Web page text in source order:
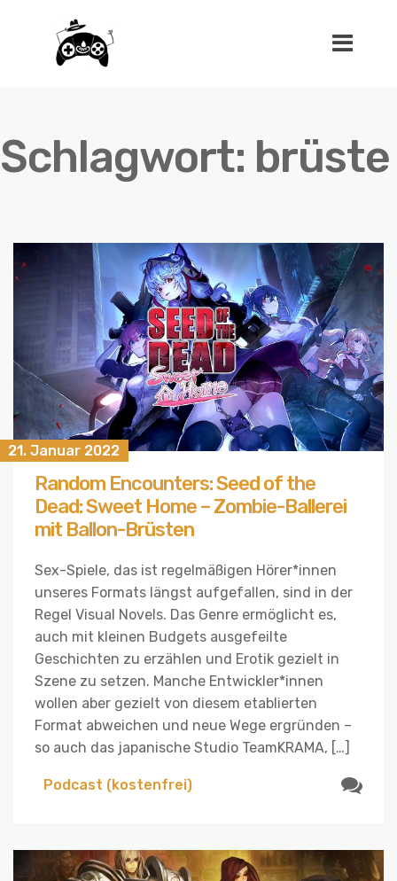
Schlagwort: brüste
21. Januar 2022
Random Encounters: Seed of the
Dead: Sweet Home – Zombie-Ballerei
mit Ballon-Brüsten
Sex-Spiele, das ist regelmäßigen Hörer*innen
unseres Formats längst aufgefallen, sind in der
Regel Visual Novels. Das Genre ermöglicht es,
auch mit kleinen Budgets ausgefeilte
Geschichten zu erzählen und Erotik gezielt in
Szene zu setzen. Manche Entwickler*innen
wollen aber gezielt von diesem etablierten
Format abweichen und neue Wege ergründen –
so auch das japanische Studio TeamKRAMA, […]
Podcast (kostenfrei)